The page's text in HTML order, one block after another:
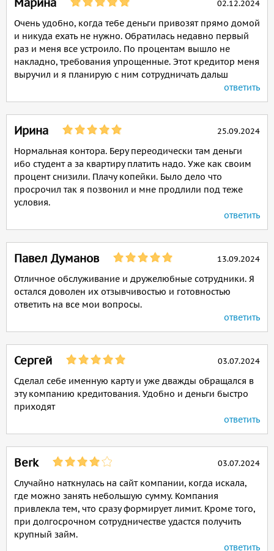
02.12.2024
Очень удобно, когда тебе деньги привозят прямо домой
и никуда ехать не нужно. Обратилась недавно первый
раз и меня все устроило. По процентам вышло не
накладно, требования упрощенные. Этот кредитор меня
выручил и я планирую с ним сотрудничать дальш
ответить
Ирина 25.09.2024
Нормальная контора. Беру переодически там деньги
ибо студент а за квартиру платить надо. Уже как своим
процент снизили. Плачу копейки. Было дело что
просрочил так я позвонил и мне продлили под теже
условия.
ответить
Павел Думанов 13.09.2024
Отличное обслуживание и дружелюбные сотрудники. Я
остался доволен их отзывчивостью и готовностью
ответить на все мои вопросы.
ответить
Сергей 03.07.2024
Сделал себе именную карту и уже дважды обращался в
эту компанию кредитования. Удобно и деньги быстро
приходят
ответить
Berk 03.07.2024
Случайно наткнулась на сайт компании, когда искала,
где можно занять небольшую сумму. Компания
привлекла тем, что сразу формирует лимит. Кроме того,
при долгосрочном сотрудничестве удастся получить
крупный займ.
ответить